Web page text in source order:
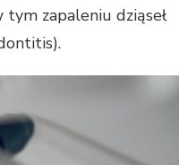
zapaleniu dziąseł